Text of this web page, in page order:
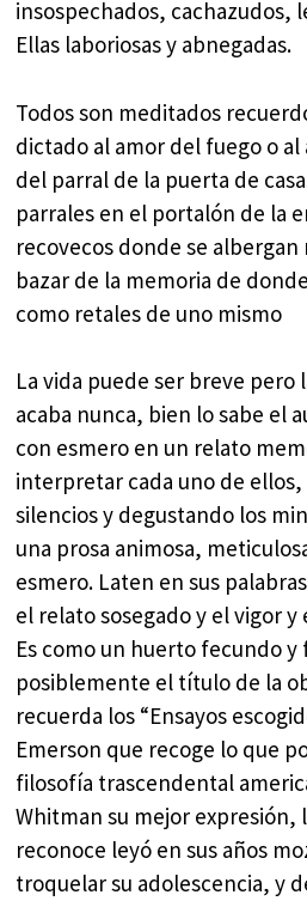
insospechados, cachazudos,
Ellas laboriosas y abnegadas.
Todos son meditados
dictado al amor del fuego o
del parral de la puerta de
parrales en el portalón de la
recovecos donde se albergan
bazar de la memoria de
como retales de uno mismo
La vida puede ser breve pero
acaba nunca, bien lo sabe el
con esmero en un relato
interpretar cada uno de
silencios y degustando los
una prosa animosa,
esmero. Laten en sus
el relato sosegado y el vigor
Es como un huerto fecundo
posiblemente el título de la
recuerda los “Ensayos
Emerson que recoge lo que
filosofía trascendental
Whitman su mejor expresión,
reconoce leyó en sus años
troquelar su adolescencia, y